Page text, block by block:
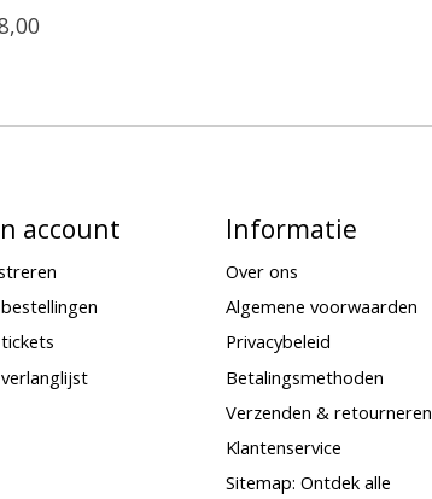
account Informatie
Over ons
Algemene voorwaarden
Privacybeleid
Betalingsmethoden
Verzenden & retourneren
Klantenservice
Sitemap: Ontdek alle